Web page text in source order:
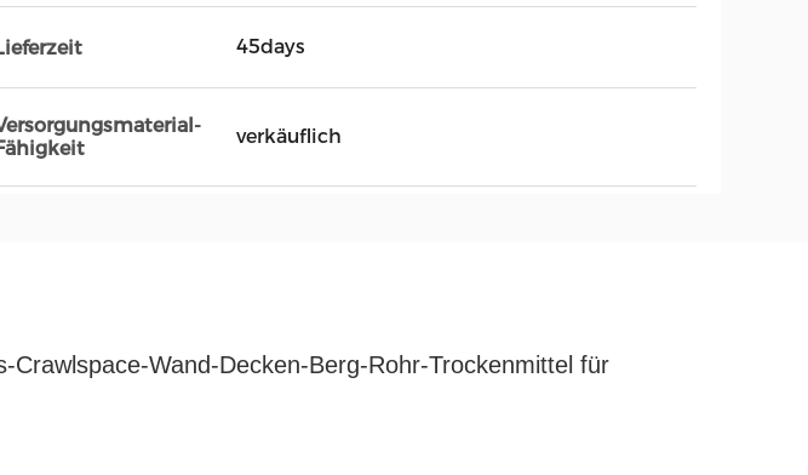
45days
verkäuflich
Crawlspace-Wand-Decken-Berg-Rohr-Trockenmittel für